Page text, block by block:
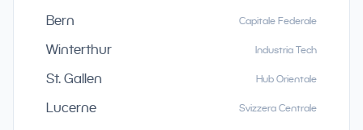
Bern Capitale Federale
Winterthur Industria Tech
St. Gallen Hub Orientale
Lucerne Svizzera Centrale